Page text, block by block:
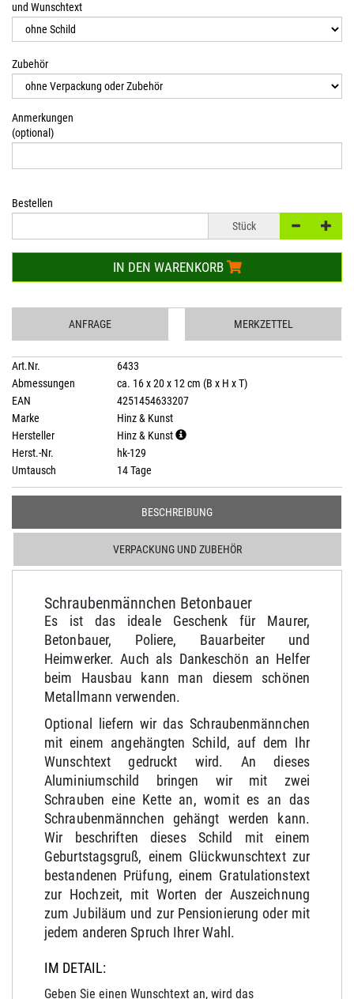
und Wunschtext
Zubehör
Anmerkungen
(optional)
Bestellen
Stück
IN DEN WARENKORB
ANFRAGE MERKZETTEL
Art.Nr.
6433
Abmessungen
ca. 16 x 20 x 12 cm (B x H x T)
EAN
4251454633207
Marke
Hinz & Kunst
Hersteller
Hinz & Kunst
Herst.-Nr.
hk-129
Umtausch
14 Tage
BESCHREIBUNG
VERPACKUNG UND ZUBEHÖR
Schraubenmännchen Betonbauer
Es ist das ideale Geschenk für Maurer,
Betonbauer, Poliere, Bauarbeiter und
Heimwerker. Auch als Dankeschön an Helfer
beim Hausbau kann man diesem schönen
Metallmann verwenden.
Optional liefern wir das Schraubenmännchen
mit einem angehängten Schild, auf dem Ihr
Wunschtext gedruckt wird. An dieses
Aluminiumschild bringen wir mit zwei
Schrauben eine Kette an, womit es an das
Schraubenmännchen gehängt werden kann.
Wir beschriften dieses Schild mit einem
Geburtstagsgruß, einem Glückwunschtext zur
bestandenen Prüfung, einem Gratulationstext
zur Hochzeit, mit Worten der Auszeichnung
zum Jubiläum und zur Pensionierung oder mit
jedem anderen Spruch Ihrer Wahl.
IM DETAIL:
Geben Sie einen Wunschtext an, wird das